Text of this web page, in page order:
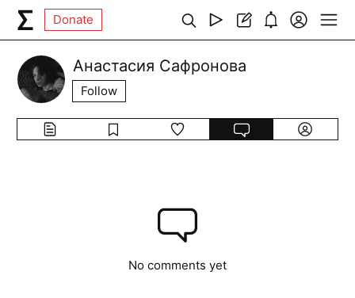
Donate
Анастасия Сафронова
Follow
No comments yet